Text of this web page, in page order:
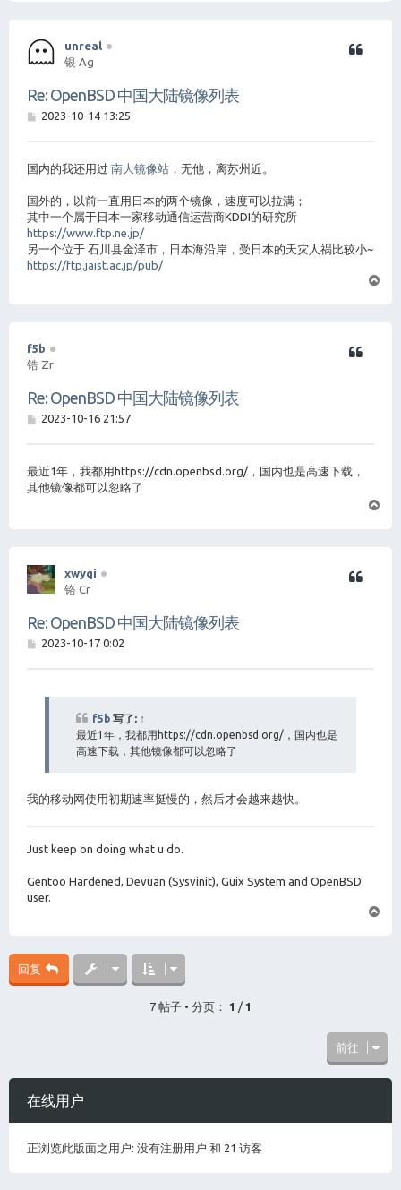
unreal
银 Ag
Re: OpenBSD 中国大陆镜像列表
帖
2023-10-14 13:25
国内的我还用过 南大镜像站 ，无他，离苏州近。
国外的，以前一直用日本的两个镜像，速度可以拉满；
其中一个属于日本一家移动通信运营商KDDI的研究所
https://www.ftp.ne.jp/
另一个位于 石川县金泽市，日本海沿岸，受日本的天灾人祸比较小~
https://ftp.jaist.ac.jp/pub/
f5b
锆 Zr
Re: OpenBSD 中国大陆镜像列表
帖
2023-10-16 21:57
最近1年，我都用https://cdn.openbsd.org/，国内也是高速下载，
其他镜像都可以忽略了
xwyqi
铬 Cr
Re: OpenBSD 中国大陆镜像列表
帖
2023-10-17 0:02
f5b 写了: ↑
最近1年，我都用https://cdn.openbsd.org/，国内也是
高速下载，其他镜像都可以忽略了
我的移动网使用初期速率挺慢的，然后才会越来越快。
Just keep on doing what u do.
Gentoo Hardened, Devuan (Sysvinit), Guix System and OpenBSD
user.
回复
7 帖子 • 分页： 1 / 1
前往
在线用户
正浏览此版面之用户: 没有注册用户 和 21 访客